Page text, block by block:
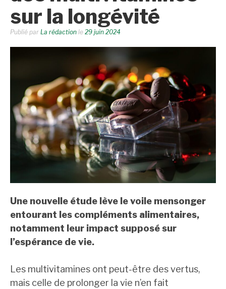
sur la longévité
Publié par La rédaction le 29 juin 2024
Une nouvelle étude lève le voile mensonger
entourant les compléments alimentaires,
notamment leur impact supposé sur
l’espérance de vie.
Les multivitamines ont peut-être des vertus,
mais celle de prolonger la vie n’en fait